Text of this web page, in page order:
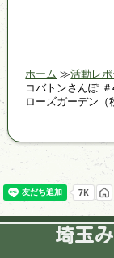
ホーム
活動レポ
コバトンさんぽ
ローズガーデン（
埼玉